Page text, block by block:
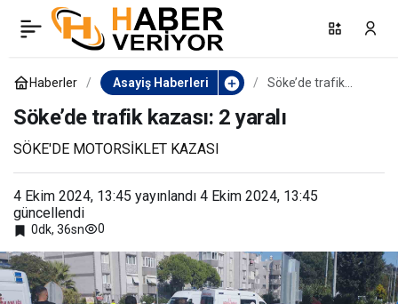
Haberler Asayiş Haberleri
Söke’de trafik
Söke’de trafik kazası: 2 yaralı
SÖKE'DE MOTORSİKLET KAZASI
4 Ekim 2024, 13:45 yayınlandı 4 Ekim 2024, 13:45
güncellendi
0dk, 36sn 0
Uşak’ta inşaat erkek
cesedi bulundu
Paylaş